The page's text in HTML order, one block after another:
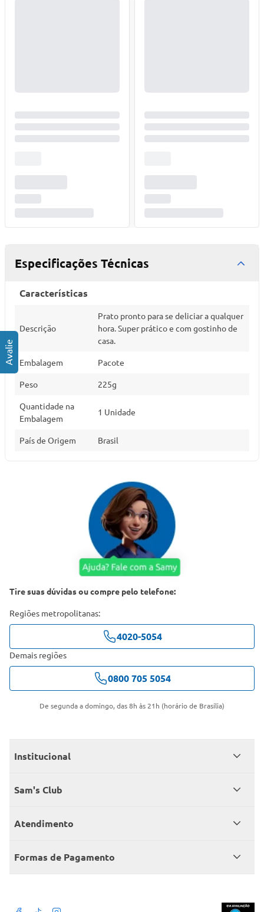
Especificações Técnicas
Características
Descrição
Prato pronto para se deliciar a qualquer
hora. Super prático e com gostinho de
casa.
Embalagem Pacote
Peso 225g
Quantidade na
Embalagem
1 Unidade
País de Origem Brasil
Tire suas dúvidas ou compre pelo telefone:
Regiões metropolitanas:
4020-5054
Demais regiões
0800 705 5054
De segunda a domingo, das 8h às 21h (horário de Brasília)
Institucional
Quem somos
Encontre um Clube
Sam's Club
Seja sócio
Member’s Mark
Atendimento
Fale conosco
Atendimento em libras
Formas de Pagamento